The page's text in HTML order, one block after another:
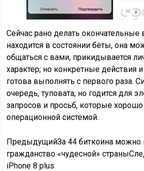
Сейчас рано делать
находится в состоянии беты, она
общаться с вами, прикидывается
характер; но конкретные действия
готова выполнять с первого раза.
очередь, туповата, но годится для
запросов и просьб, которые
операционной системой.
ПредыдущийЗа 44 биткоина можно
гражданство «чудесной» страны
iPhone 8 plus